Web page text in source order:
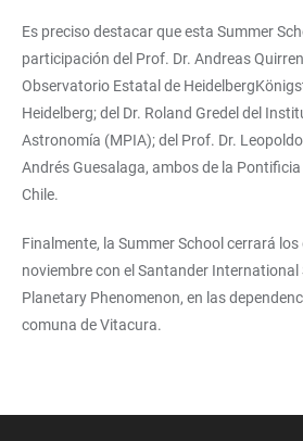
Es preciso destacar que esta Summer
participación del Prof. Dr. Andreas
Observatorio Estatal de
Heidelberg; del Dr. Roland Gredel del
Astronomía (MPIA); del Prof. Dr.
Andrés Guesalaga, ambos de la
Chile.
Finalmente, la Summer School cerrará los
noviembre con el Santander International
Planetary Phenomenon, en las
comuna de Vitacura.